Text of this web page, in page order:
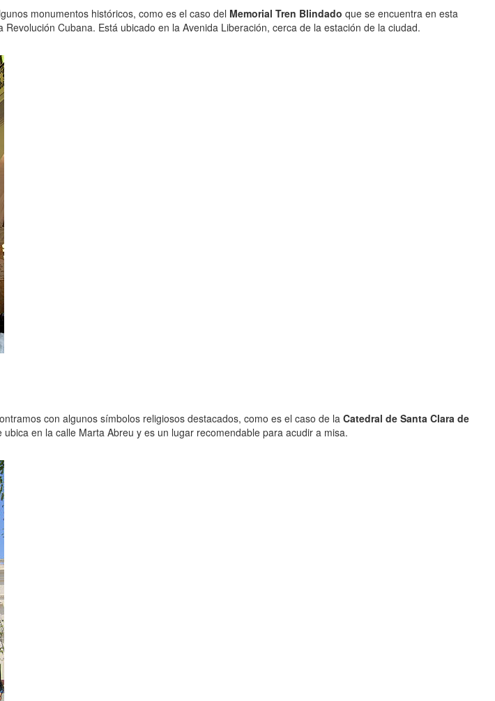
monumentos históricos, como es el caso del Memorial Tren Blindado que se encuentra en esta
Cubana. Está ubicado en la Avenida Liberación, cerca de la estación de la ciudad.
con algunos símbolos religiosos destacados, como es el caso de la Catedral de Santa Clara de
en la calle Marta Abreu y es un lugar recomendable para acudir a misa.